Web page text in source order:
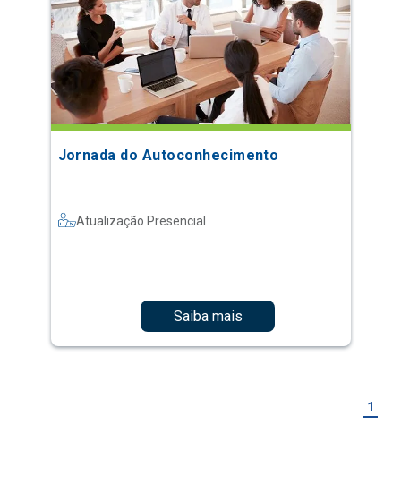
Jornada do Autoconhecimento
Atualização Presencial
Saiba mais
1